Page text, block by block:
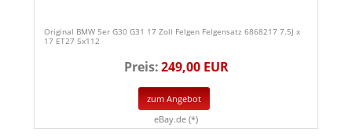
Original BMW 5er G30 G31 17 Zoll Felgen Felgensatz 6868217 7.5J x
17 ET27 5x112
Preis:249,00 EUR
zum Angebot
eBay.de (*)